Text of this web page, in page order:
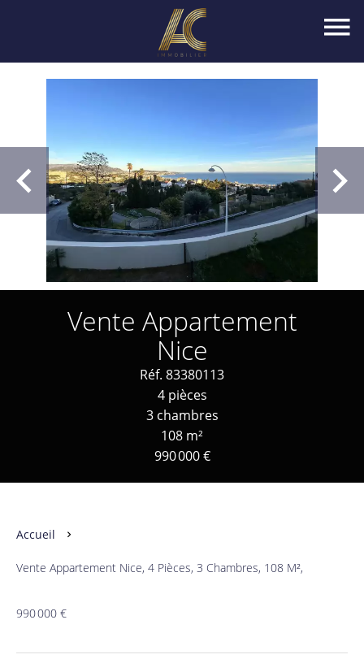
Vente Appartement
Nice
Réf. 83380113
4 pièces
3 chambres
108 m²
990 000 €
Accueil
Vente Appartement Nice, 4 Pièces, 3 Chambres, 108 M²,
990 000 €